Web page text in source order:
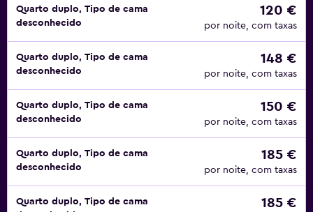
Quarto duplo, Tipo de cama
desconhecido
120 €
por noite, com taxas
Quarto duplo, Tipo de cama
desconhecido
148 €
por noite, com taxas
Quarto duplo, Tipo de cama
desconhecido
150 €
por noite, com taxas
Quarto duplo, Tipo de cama
desconhecido
185 €
por noite, com taxas
Quarto duplo, Tipo de cama
185 €